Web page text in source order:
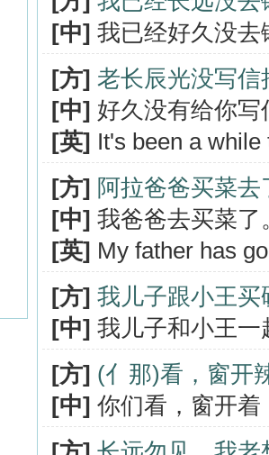
[中] 我已经好久没去
[方] 老长辰光没写信
[中] 好久没有给你写
[英] It's been a
[方] 阿拉爸爸买菜去
[中] 我爸爸去买菜了
[英] My father has
[方] 我儿子跟小王买
[中] 我儿子和小王
[方] (亻那)看，窗开
[中] 你们看，窗开